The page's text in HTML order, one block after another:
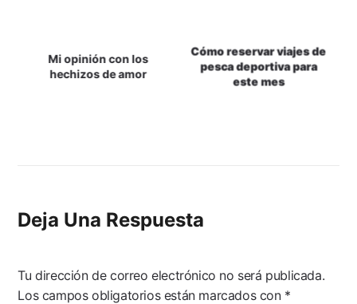
Mi opinión con los
hechizos de amor
Cómo reservar viajes de
pesca deportiva para
este mes
Deja Una Respuesta
Tu dirección de correo electrónico no será publicada.
Los campos obligatorios están marcados con *